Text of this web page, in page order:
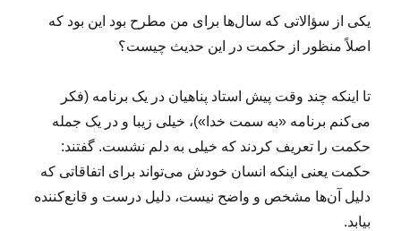
یکی از سؤالاتی که سال‌ها برای من مطرح بود این بود که
اصلاً منظور از حکمت در این حدیث چیست؟
تا اینکه چند وقت پیش استاد پناهیان در یک برنامه (فکر
می‌کنم برنامه «به سمت خدا»)، خیلی زیبا و در یک جمله
حکمت را تعریف کردند که خیلی به دلم نشست. گفتند:
حکمت یعنی اینکه انسان خودش می‌تواند برای اتفاقاتی که
دلیل آن‌ها مشخص و واضح نیست، دلیل درست و قانع‌کننده
بیابد.